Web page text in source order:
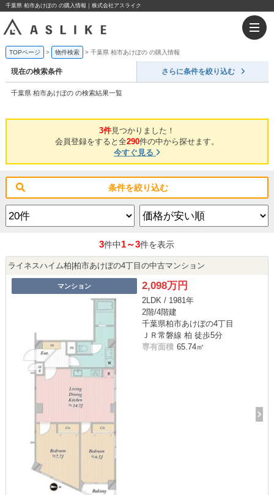
千葉県 柏市あけぼの の購入情報｜株式会社アスライク
TOPページ 物件検索 千葉県 柏市あけぼの の購入情報
現在の検索条件 さらに条件を絞り込む
千葉県 柏市あけぼの の検索結果一覧
3件見つかりました！
会員登録をすると全290件の中から探せます。
今すぐ見る
条件を絞り込む
3件中1～3件を表示
ライネスハイム柏|柏市あけぼの4丁目の中古マンション
マンション 2,098万円
2LDK / 1981年
2階/4階建
千葉県柏市あけぼの4丁目
ＪＲ常磐線 柏 徒歩5分
専有面積 65.74㎡